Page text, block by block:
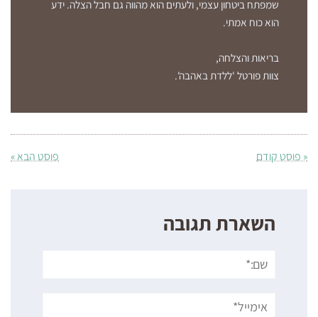
שמפתח ביטחון עצמי, ולעתים הוא מהווה גם חבל הצלה. ידע
הוא כוח אמתי.
בריאות והצלחה,
צוות פורטל 'ללדת באהבה'.
« פוסט קודם פוסט הבא »
השארת תגובה